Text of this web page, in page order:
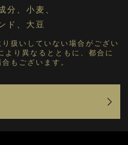
分、小麦、
ド、大豆
扱いしていない場合がござい
より異なるとともに、都合に
もございます。